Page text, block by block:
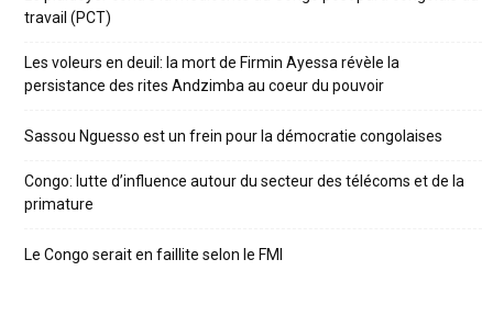
travail (PCT)
Les voleurs en deuil: la mort de Firmin Ayessa révèle la
persistance des rites Andzimba au coeur du pouvoir
Sassou Nguesso est un frein pour la démocratie congolaises
Congo: lutte d’influence autour du secteur des télécoms et de la
primature
Le Congo serait en faillite selon le FMI